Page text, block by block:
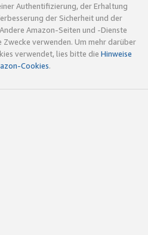
Authentifizierung, der Erhaltung
der Sicherheit und der
Amazon-Seiten und -Dienste
verwenden. Um mehr darüber
verwendet, lies bitte die Hinweise
Cookies.